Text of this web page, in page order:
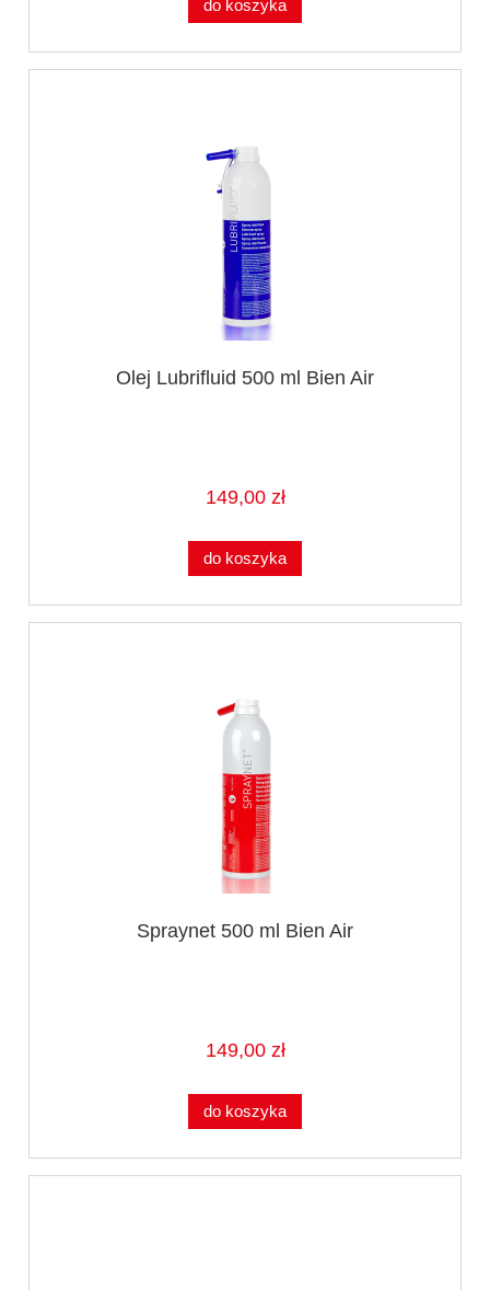
do koszyka
Olej Lubrifluid 500 ml Bien Air
149,00 zł
do koszyka
Spraynet 500 ml Bien Air
149,00 zł
do koszyka